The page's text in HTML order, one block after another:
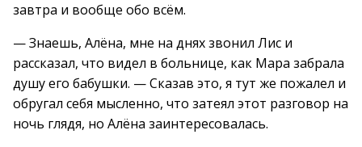
завтра и вообще обо всём.
— Знаешь, Алёна, мне на днях звонил Лис и
рассказал, что видел в больнице, как Мара забрала
душу его бабушки. — Сказав это, я тут же пожалел и
обругал себя мысленно, что затеял этот разговор на
ночь глядя, но Алёна заинтересовалась.